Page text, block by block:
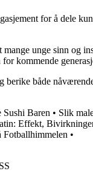
for å dele
unge sinn og
kommende
både
Baren • Slik
Effekt,
Fotballhimmelen •